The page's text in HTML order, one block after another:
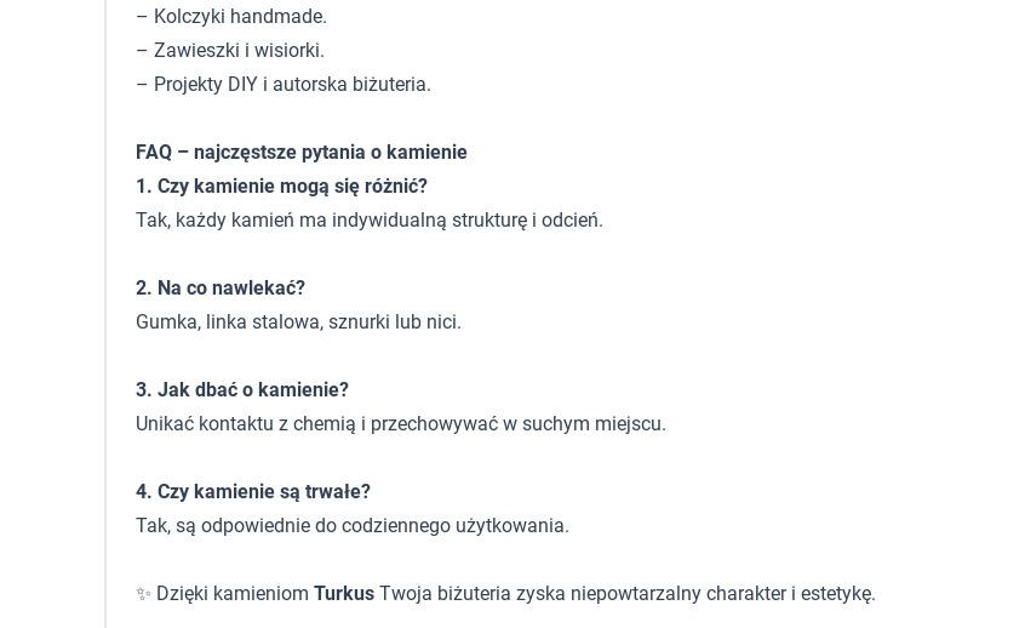
– Kolczyki handmade.
– Zawieszki i wisiorki.
– Projekty DIY i autorska biżuteria.
FAQ – najczęstsze pytania o kamienie
1. Czy kamienie mogą się różnić?
Tak, każdy kamień ma indywidualną strukturę i odcień.
2. Na co nawlekać?
Gumka, linka stalowa, sznurki lub nici.
3. Jak dbać o kamienie?
Unikać kontaktu z chemią i przechowywać w suchym miejscu.
4. Czy kamienie są trwałe?
Tak, są odpowiednie do codziennego użytkowania.
✨ Dzięki kamieniom Turkus Twoja biżuteria zyska niepowtarzalny charakter i estetykę.